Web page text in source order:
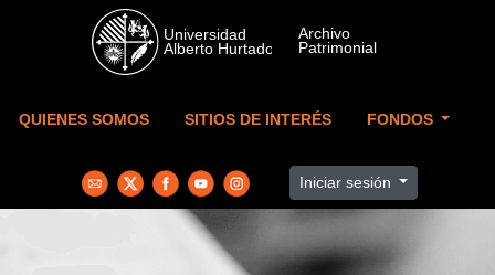
Skip to main content
QUIENES SOMOS SITIOS DE INTERÉS FONDOS
Iniciar sesión